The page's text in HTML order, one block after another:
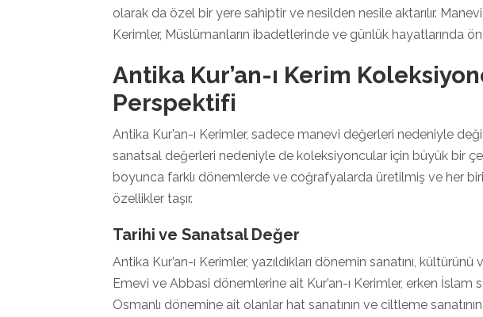
olarak da özel bir yere sahiptir ve nesilden nesile aktarılır.
Kerimler, Müslümanların ibadetlerinde ve günlük hayatlarında
Antika Kur’an-ı Kerim
Perspektifi
Antika Kur’an-ı Kerimler, sadece manevi değerleri nedeniyle
sanatsal değerleri nedeniyle de koleksiyoncular için büyük bir
boyunca farklı dönemlerde ve coğrafyalarda üretilmiş ve her
özellikler taşır.
Tarihi ve Sanatsal Değer
Antika Kur’an-ı Kerimler, yazıldıkları dönemin sanatını, kültürünü
Emevi ve Abbasi dönemlerine ait Kur’an-ı Kerimler, erken İslam
Osmanlı dönemine ait olanlar hat sanatının ve ciltleme